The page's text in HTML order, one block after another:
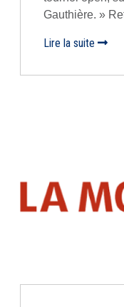
Gauthière. »
Lire la suite